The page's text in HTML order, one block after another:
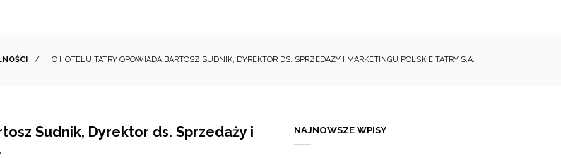
/ O HOTELU TATRY OPOWIADA BARTOSZ SUDNIK, DYREKTOR DS. SPRZEDAŻY I MARKETINGU POLSKIE TATRY S.A.
Sudnik, Dyrektor ds. Sprzedaży i
NAJNOWSZE WPISY